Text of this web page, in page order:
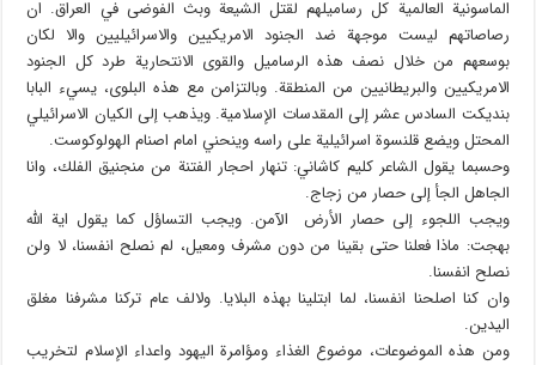
الماسونية العالمية كل رساميلهم لقتل الشيعة وبث الفوضى في العراق. ان
رصاصاتهم ليست موجهة ضد الجنود الامريكيين والاسرائيليين والا لكان
بوسعهم من خلال نصف هذه الرساميل والقوى الانتحارية طرد كل الجنود
الامريكيين والبريطانيين من المنطقة. وبالتزامن مع هذه البلوى، يسيء البابا
بنديكت السادس عشر إلى المقدسات الإسلامية. ويذهب إلى الكيان الاسرائيلي
المحتل ويضع قلنسوة اسرائيلية على راسه وينحني امام اصنام الهولوكوست.
وحسبما يقول الشاعر كليم كاشاني: تنهار احجار الفتنة من منجنيق الفلك، وانا
الجاهل الجأ إلى حصار من زجاج.
ويجب اللجوء إلى حصار الأرض الآمن. ويجب التساؤل كما يقول اية الله
بهجت: ماذا فعلنا حتى بقينا من دون مشرف ومعيل، لم نصلح انفسنا، لا ولن
نصلح انفسنا.
وان كنا اصلحنا انفسنا، لما ابتلينا بهذه البلايا. ولالف عام تركنا مشرفنا مغلق
اليدين.
ومن هذه الموضوعات، موضوع الغذاء ومؤامرة اليهود واعداء الإسلام لتخريب